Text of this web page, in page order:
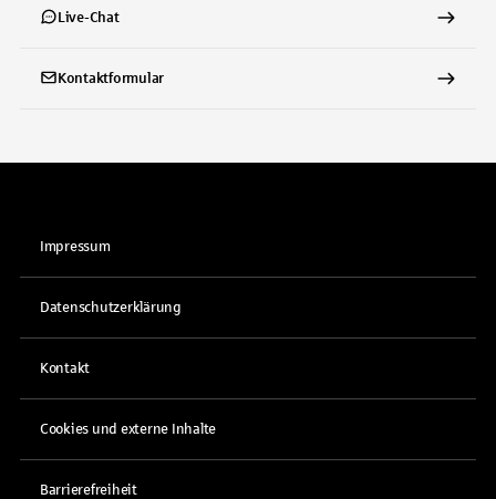
Live-Chat
Kontaktformular
Impressum
Datenschutzerklärung
Kontakt
Cookies und externe Inhalte
Barrierefreiheit